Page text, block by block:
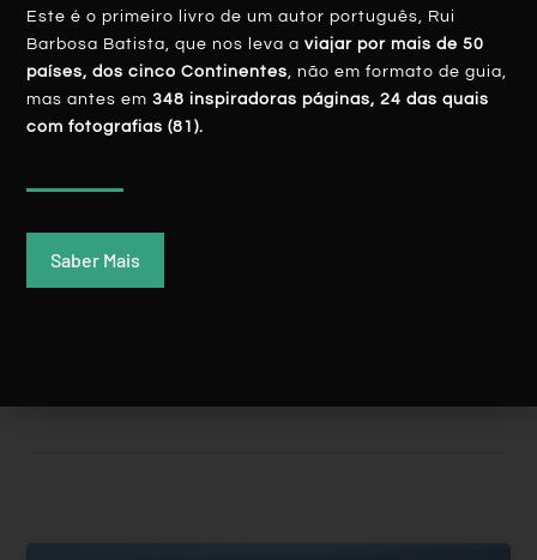
ÁFRICA Do SUL: Soweto, A Reinvenção
Do Símbolo Da Luta Anti-Apartheid
Este é o primeiro livro de um autor português, Rui
Barbosa Batista, que nos leva aviajar por mais de 50
países, dos cinco Continentes, não em formato de guia,
mas antes em348 inspiradoras páginas, 24 das quais
com fotografias (81).
Saber Mais